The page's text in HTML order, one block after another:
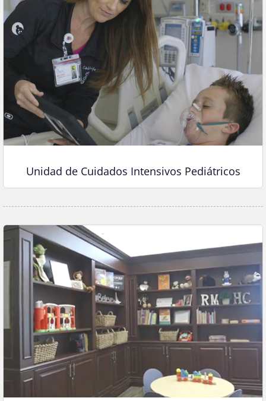
Unidad de Cuidados Intensivos Pediátricos